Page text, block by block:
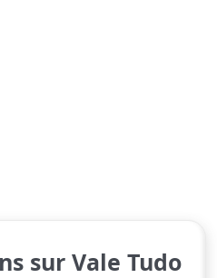
sur Vale Tudo